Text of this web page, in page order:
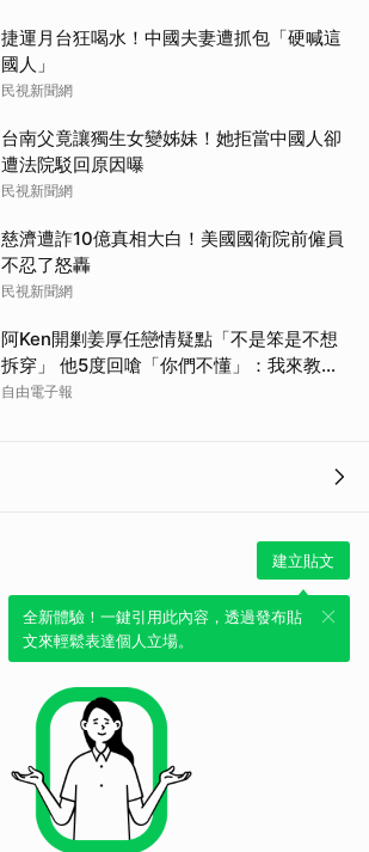
捷運月台狂喝水！中國夫妻遭抓包「硬喊這
國人」
民視新聞網
台南父竟讓獨生女變姊妹！她拒當中國人卻
遭法院駁回原因曝
民視新聞網
慈濟遭詐10億真相大白！美國國衛院前僱員
不忍了怒轟
民視新聞網
阿Ken開剿姜厚任戀情疑點「不是笨是不想
拆穿」 他5度回嗆「你們不懂」：我來教育
你們
自由電子報
建立貼文
全新體驗！一鍵引用此內容，透過發布貼
文來輕鬆表達個人立場。
取消